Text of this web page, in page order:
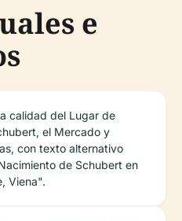
e
calidad del Lugar de
el Mercado y
con texto alternativo
de Schubert en
Viena".